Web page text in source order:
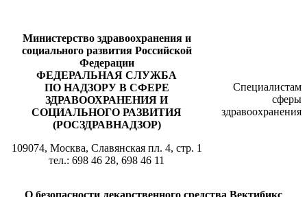
Министерство здравоохранения и
социального развития Российской
Федерации
ФЕДЕРАЛЬНАЯ СЛУЖБА
ПО НАДЗОРУ В СФЕРЕ
ЗДРАВООХРАНЕНИЯ И
СОЦИАЛЬНОГО РАЗВИТИЯ
(РОСЗДРАВНАДЗОР)
109074, Москва, Славянская пл. 4, стр. 1
тел.: 698 46 28, 698 46 11
Специалистам
сферы
здравоохранения
О безопасности лекарственного средства Вектибикс